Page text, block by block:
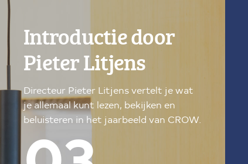
Introductie door
Pieter Litjens
Directeur Pieter Litjens vertelt je wat
je allemaal kunt lezen, bekijken en
beluisteren in het jaarbeeld van CROW.